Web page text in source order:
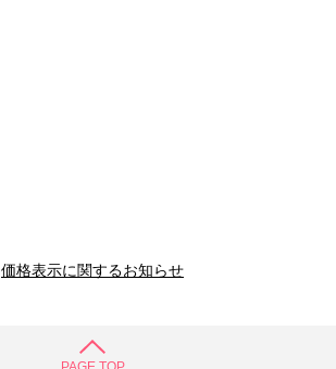
価格表示に関するお知らせ